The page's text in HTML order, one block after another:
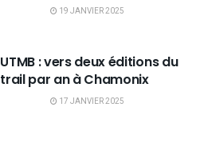
19 JANVIER 2025
UTMB : vers deux éditions du
trail par an à Chamonix
17 JANVIER 2025